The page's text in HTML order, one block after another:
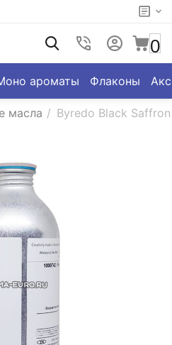
0
ароматы Флаконы
масла / Byredo Black